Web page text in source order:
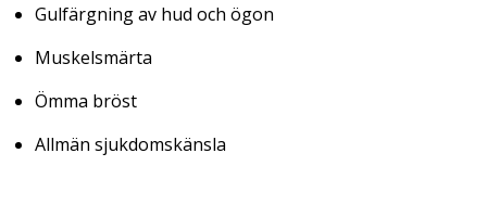
Gulfärgning av hud och ögon
Muskelsmärta
Ömma bröst
Allmän sjukdomskänsla